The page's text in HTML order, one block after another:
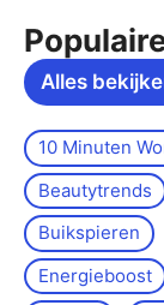
Alles
10 Minuten
Beautytrends
Buikspieren
Energieboost